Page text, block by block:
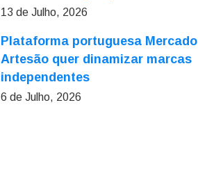
13 de Julho, 2026
Plataforma portuguesa Mercado
Artesão quer dinamizar marcas
independentes
6 de Julho, 2026